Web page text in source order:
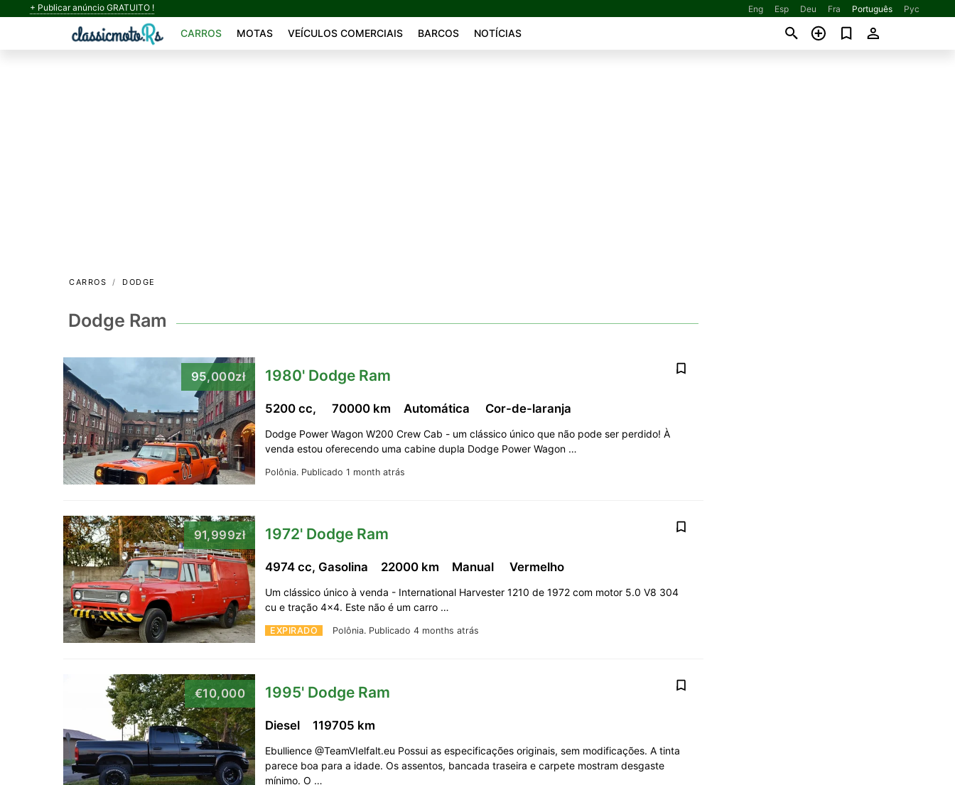
+ Publicar anúncio GRATUITO ! Eng Esp Deu Fra Português Рус
CARROS MOTAS VEÍCULOS COMERCIAIS BARCOS NOTÍCIAS
CARROS DODGE
Dodge Ram
95,000zł 1980' Dodge Ram
Polônia. Publicado 1 month atrás
5200 cc, 70000 km Automática Cor-de-laranja
Dodge Power Wagon W200 Crew Cab - um clássico único que não pode ser perdido! À
venda estou oferecendo uma cabine dupla Dodge Power Wagon …
91,999zł 1972' Dodge Ram
EXPIRADO Polônia. Publicado 4 months atrás
4974 cc, Gasolina 22000 km Manual Vermelho
Um clássico único à venda - International Harvester 1210 de 1972 com motor 5.0 V8 304
cu e tração 4x4. Este não é um carro …
€10,000 1995' Dodge Ram
Diesel 119705 km
Ebullience @TeamVIelfalt.eu Possui as especificações originais, sem modificações. A tinta
parece boa para a idade. Os assentos, bancada traseira e carpete mostram desgaste
mínimo. O …